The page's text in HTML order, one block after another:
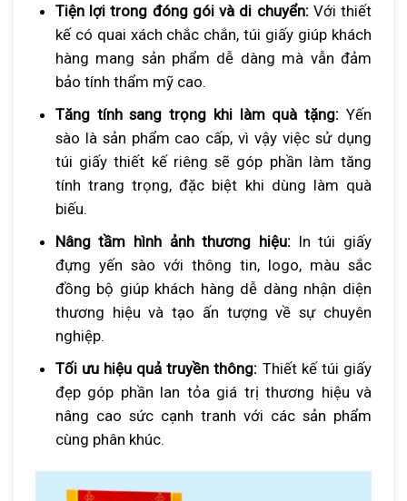
Tiện lợi trong đóng gói và di chuyển:Với thiết
kế có quai xách chắc chắn, túi giấy giúp khách
hàng mang sản phẩm dễ dàng mà vẫn đảm
bảo tính thẩm mỹ cao.
Tăng tính sang trọng khi làm quà tặng: Yến
sào là sản phẩm cao cấp, vì vậy việc sử dụng
túi giấy thiết kế riêng sẽ góp phần làm tăng
tính trang trọng, đặc biệt khi dùng làm quà
biếu.
Nâng tầm hình ảnh thương hiệu: In túi giấy
đựng yến sào với thông tin, logo, màu sắc
đồng bộ giúp khách hàng dễ dàng nhận diện
thương hiệu và tạo ấn tượng về sự chuyên
nghiệp.
Tối ưu hiệu quả truyền thông: Thiết kế túi giấy
đẹp góp phần lan tỏa giá trị thương hiệu và
nâng cao sức cạnh tranh với các sản phẩm
cùng phân khúc.